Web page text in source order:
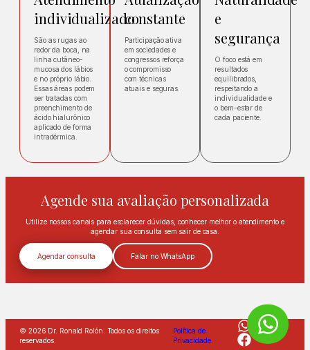
individualizado
São as rugas ao
redor da boca, na
linha cutâneo-
mucosa dos lábios
e no próprio lábio.
Essas áreas podem
ser tratadas com
preenchimento de
ácido hialurônico
aplicado de forma
intradérmica.
constante
Participação ativa
em sociedades e
congressos reforça
o compromisso
com técnicas
atuais e seguras.
e
segurança
O foco está em
resultados
equilibrados,
respeitando a
individualidade e
o bem-estar de
cada paciente.
Agende sua avaliação personalizada
Utilize nossos canais para esclarecer dúvidas, conhecer melhor o atendimento e
agendar sua consulta sem sair de casa.
Agendar consulta Falar no WhatsApp
© 2026 Dr. Ronald Rolón. Todos os direitos
reservados.
Política de
Privacidade.